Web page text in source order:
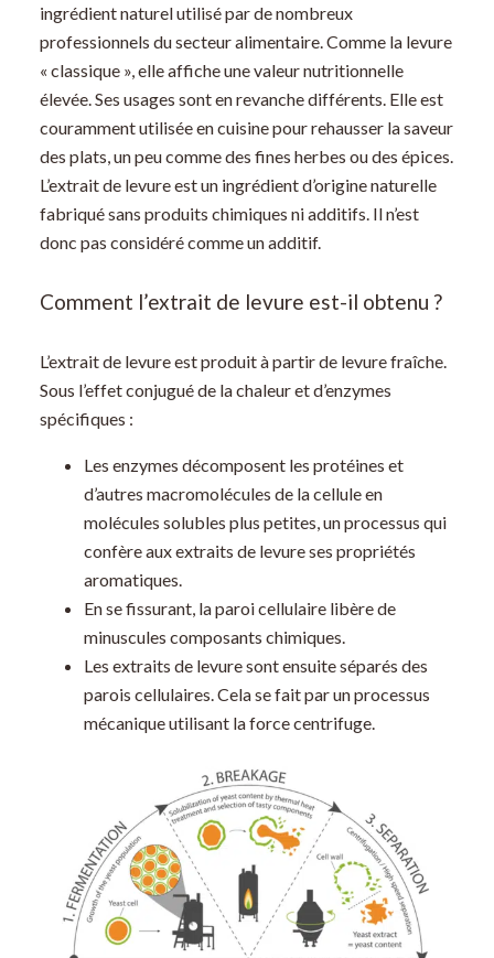
ingrédient naturel utilisé par de nombreux
professionnels du secteur alimentaire. Comme la levure
« classique », elle affiche une valeur nutritionnelle
élevée. Ses usages sont en revanche différents. Elle est
couramment utilisée en cuisine pour rehausser la saveur
des plats, un peu comme des fines herbes ou des épices.
L’extrait de levure est un ingrédient d’origine naturelle
fabriqué sans produits chimiques ni additifs. Il n’est
donc pas considéré comme un additif.
Comment l’extrait de levure est-il obtenu ?
L’extrait de levure est produit à partir de levure fraîche.
Sous l’effet conjugué de la chaleur et d’enzymes
spécifiques :
Les enzymes décomposent les protéines et
d’autres macromolécules de la cellule en
molécules solubles plus petites, un processus qui
confère aux extraits de levure ses propriétés
aromatiques.
En se fissurant, la paroi cellulaire libère de
minuscules composants chimiques.
Les extraits de levure sont ensuite séparés des
parois cellulaires. Cela se fait par un processus
mécanique utilisant la force centrifuge.